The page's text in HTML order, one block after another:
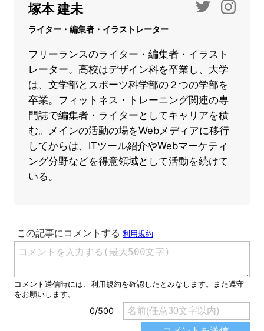
塚本 建未
ライター・編集者・イラストレーター
フリーランスのライター・編集者・イラスト
レーター。高校はデザイン科を卒業し、大学
は、文学部とスポーツ科学部の２つの学部を
卒業。フィットネス・トレーニング関連の専
門誌で編集者・ライターとしてキャリアを積
む。メインの活動の場をWebメディアに移行
してからは、ITツール紹介やWebマーケティ
ング分野などを得意領域として活動を続けて
いる。